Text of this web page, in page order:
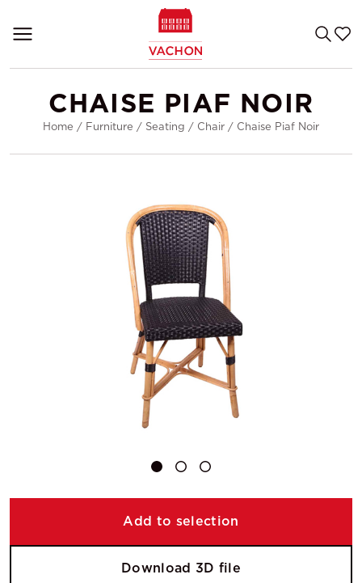
CHAISE PIAF NOIR
Home / Furniture / Seating / Chair / Chaise Piaf Noir
Add to selection
Download 3D file